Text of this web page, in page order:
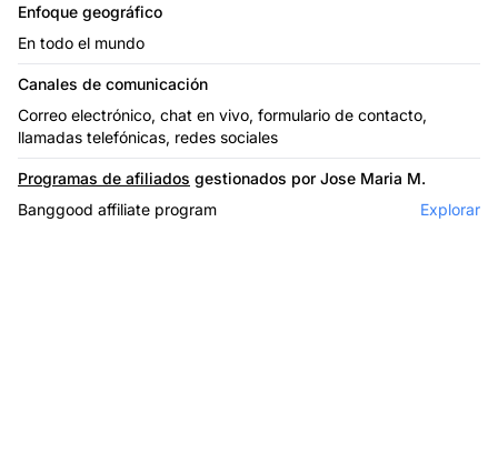
Enfoque geográfico
En todo el mundo
Canales de comunicación
Correo electrónico, chat en vivo, formulario de contacto,
llamadas telefónicas, redes sociales
Programas de afiliados gestionados por Jose Maria M.
Banggood affiliate program
Explorar